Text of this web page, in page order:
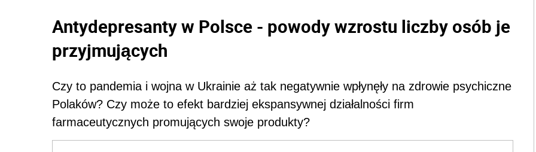
Antydepresanty w Polsce - powody wzrostu liczby osób je
przyjmujących
Czy to pandemia i wojna w Ukrainie aż tak negatywnie wpłynęły na zdrowie psychiczne
Polaków? Czy może to efekt bardziej ekspansywnej działalności firm
farmaceutycznych promujących swoje produkty?